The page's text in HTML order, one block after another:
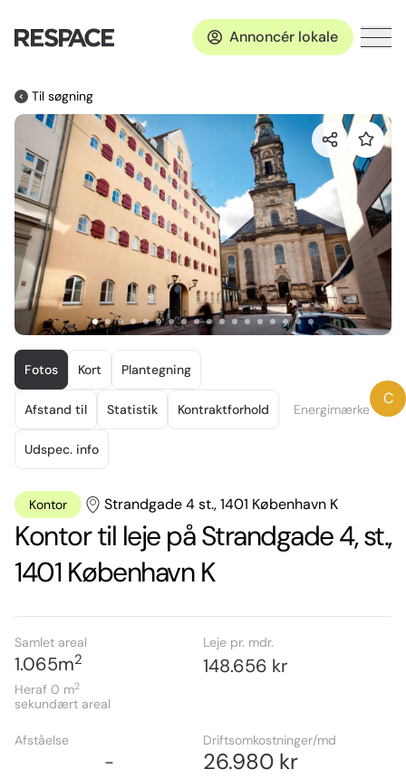
Annoncér lokale
Til søgning
of
18
Fotos Kort Plantegning
Afstand til Statistik Kontraktforhold
Udspec. info
Energimærke
C
Kontor Strandgade 4 st., 1401 København K
Kontor til leje på Strandgade 4, st.,
1401 København K
Samlet areal
1.065m2
Heraf 0 m2
sekundært areal
Leje pr. mdr.
148.656 kr
Afståelse
-
Driftsomkostninger/md
26.980 kr